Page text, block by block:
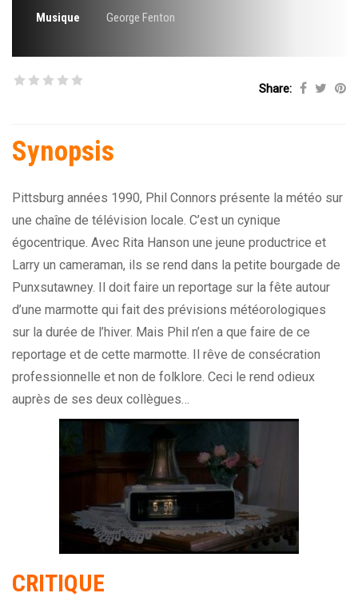
Musique
George Fenton
Share:
Synopsis
Pittsburg années 1990, Phil Connors présente la météo sur
une chaîne de télévision locale. C’est un cynique
égocentrique. Avec Rita Hanson une jeune productrice et
Larry un cameraman, ils se rend dans la petite bourgade de
Punxsutawney. Il doit faire un reportage sur la fête autour
d’une marmotte qui fait des prévisions météorologiques
sur la durée de l’hiver. Mais Phil n’en a que faire de ce
reportage et de cette marmotte. Il rêve de consécration
professionnelle et non de folklore. Ceci le rend odieux
auprès de ses deux collègues…
CRITIQUE